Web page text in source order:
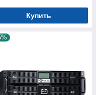
Купить